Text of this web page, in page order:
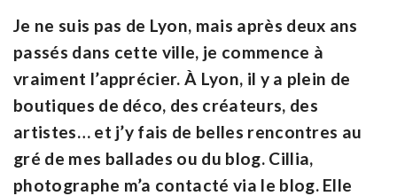
Je ne suis pas de Lyon, mais après deux ans
passés dans cette ville, je commence à
vraiment l’apprécier. À Lyon, il y a plein de
boutiques de déco, des créateurs, des
artistes… et j’y fais de belles rencontres au
gré de mes ballades ou du blog. Cillia,
photographe m’a contacté via le blog. Elle